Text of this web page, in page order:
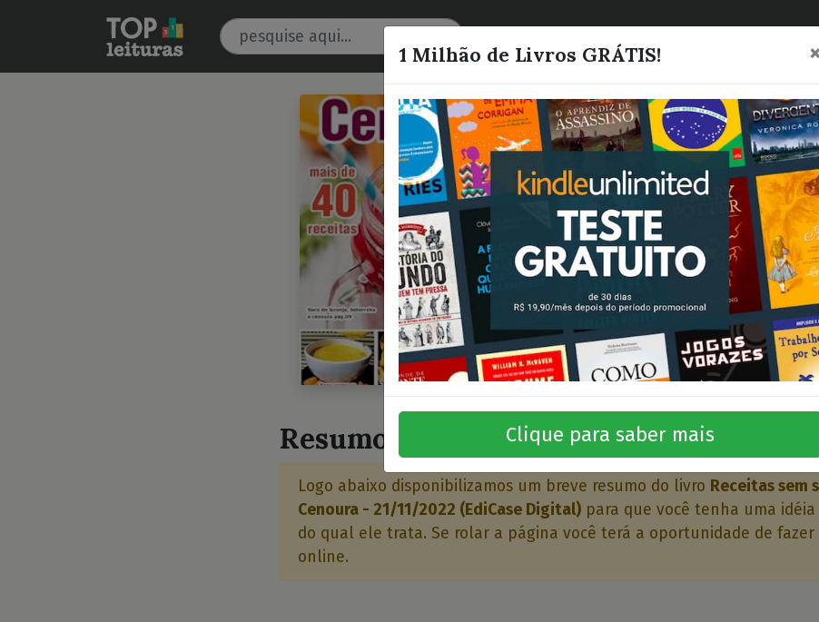
Receitas sem
segredos -
21/11/2022
Digital)
EdiCase Digital
Quero este livro!
Resumo do livro 🤔
Logo abaixo disponibilizamos um breve resumo do livro Receitas sem
Cenoura - 21/11/2022 (EdiCase Digital) para que você tenha uma
do qual ele trata. Se rolar a página você terá a oportunidade de
online.
1 Milhão de Livros GRÁTIS! ×
Clique para saber mais